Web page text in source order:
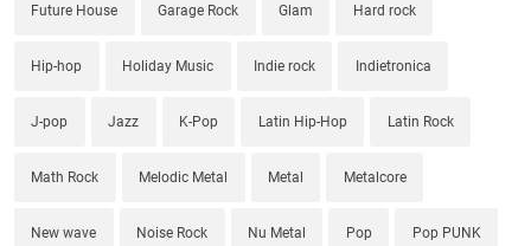
Future House Garage Rock Glam Hard rock
Hip-hop Holiday Music Indie rock Indietronica
J-pop Jazz K-Pop Latin Hip-Hop Latin Rock
Math Rock Melodic Metal Metal Metalcore
New wave Noise Rock Nu Metal Pop Pop PUNK